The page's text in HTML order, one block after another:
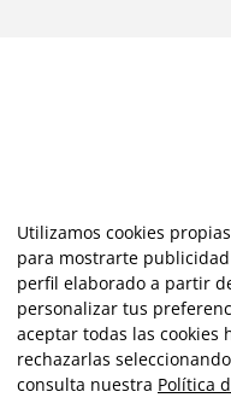
Utilizamos cookies
para mostrarte
perfil elaborado a partir
personalizar tus
aceptar todas las cookies
rechazarlas
consulta nuestra Política